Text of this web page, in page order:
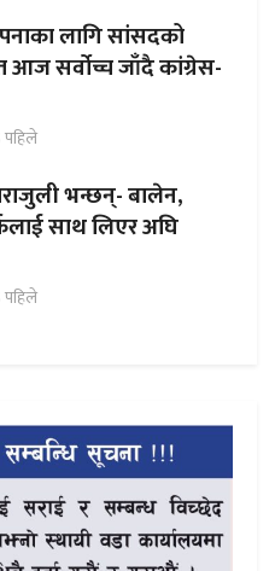
लागि सांसदको
आज सर्वोच्च जाँदै कांग्रेस-
भन्छन्- बालेन,
साथ लिएर अघि